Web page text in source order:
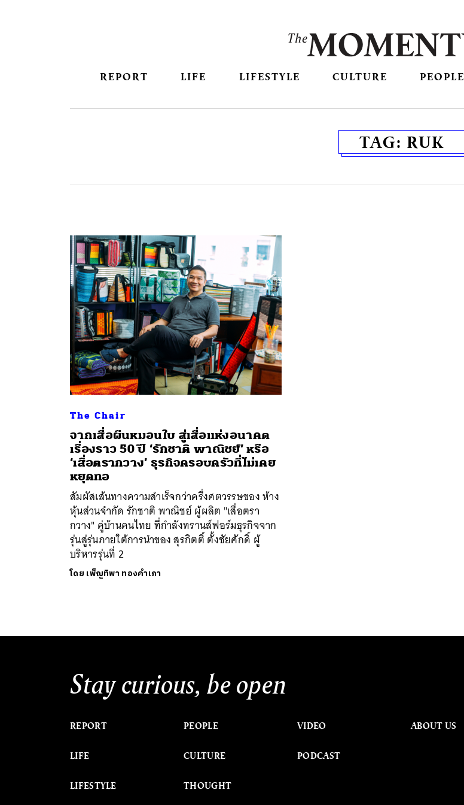
REPORT LIFE LIFESTYLE CULTURE PEOPLE
TAG: RUK
The Chair
จากเสื่อผืนหมอนใบ สู่เสื่อแห่งอนาคต
เรื่องราว 50 ปี ‘รักชาติ พาณิชย์’ หรือ
‘เสื่อตรากวาง’ ธุรกิจครอบครัวที่ไม่เคย
หยุดทอ
สัมผัสเส้นทางความสำเร็จกว่าครึ่งศตวรรษของ ห้าง
หุ้นส่วนจำกัด รักชาติ พาณิชย์ ผู้ผลิต "เสื่อตรา
กวาง" คู่บ้านคนไทย ที่กำลังทรานส์ฟอร์มธุรกิจจาก
รุ่นสู่รุ่นภายใต้การนำของ สุรกิตติ์ ตั้งชัยศักดิ์ ผู้
บริหารรุ่นที่ 2
โดย เพ็ญทิพา ทองคำเภา
Stay curious, be open
REPORT
LIFE
LIFESTYLE
PEOPLE
CULTURE
THOUGHT
VIDEO
PODCAST
ABOUT US
ค้นหา